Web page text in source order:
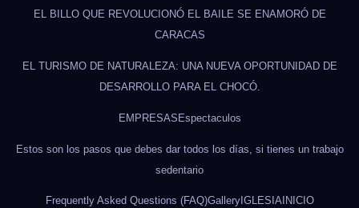
EL BILLO QUE REVOLUCIONÓ EL BAILE SE ENAMORÓ DE
CARACAS
EL TURISMO DE NATURALEZA: UNA NUEVA OPORTUNIDAD DE
DESARROLLO PARA EL CHOCÓ.
EMPRESAS Espectaculos
Estos son los pasos que debes dar todos los días, si tienes un trabajo
sedentario
Frequently Asked Questions (FAQ)GalleryIGLESIAINICIO